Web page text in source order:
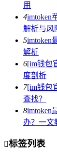
用
4imtoken
解析与风
5imtoken
解析
6[im钱包
度剖析
7[im钱包
查找？
8imtoken
办？一文
标签列表